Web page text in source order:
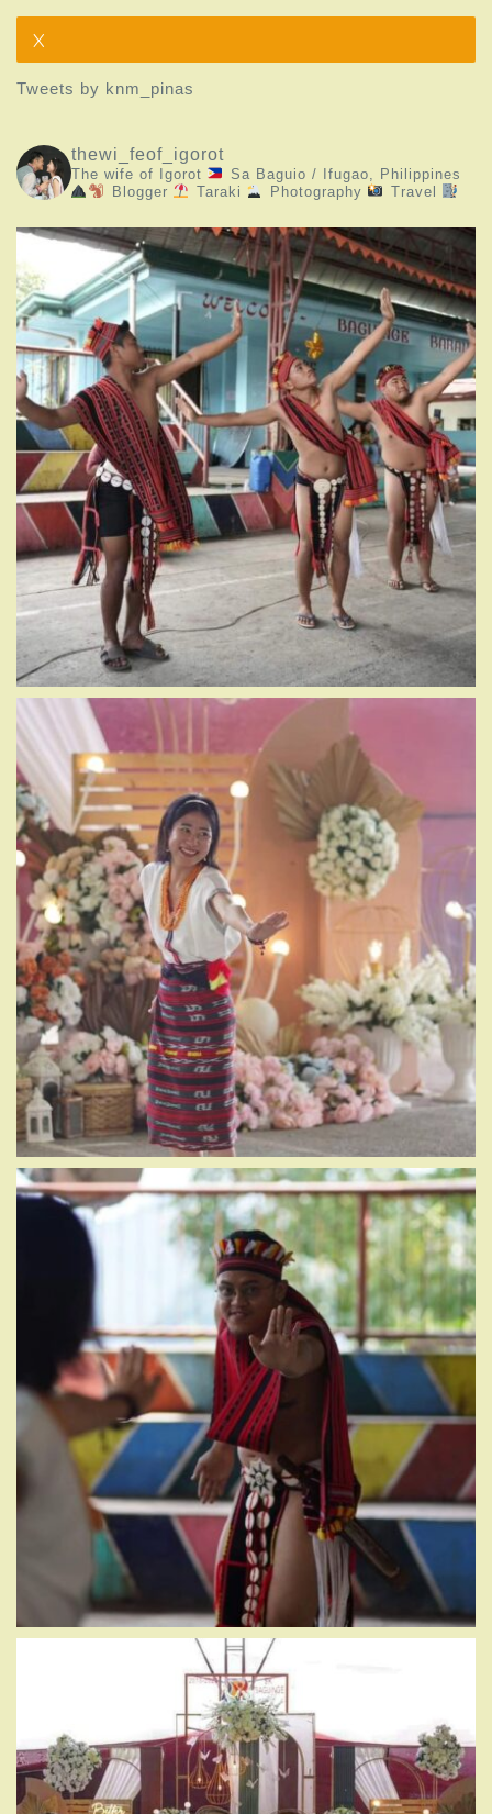
X
Tweets by knm_pinas
thewi_feof_igorot
The wife of Igorot
Sa Baguio / Ifugao, Philippines
Blogger
Taraki Photography Travel